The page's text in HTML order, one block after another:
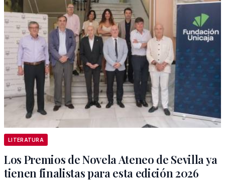
LITERATURA
Los Premios de Novela Ateneo de Sevilla ya
tienen finalistas para esta edición 2026